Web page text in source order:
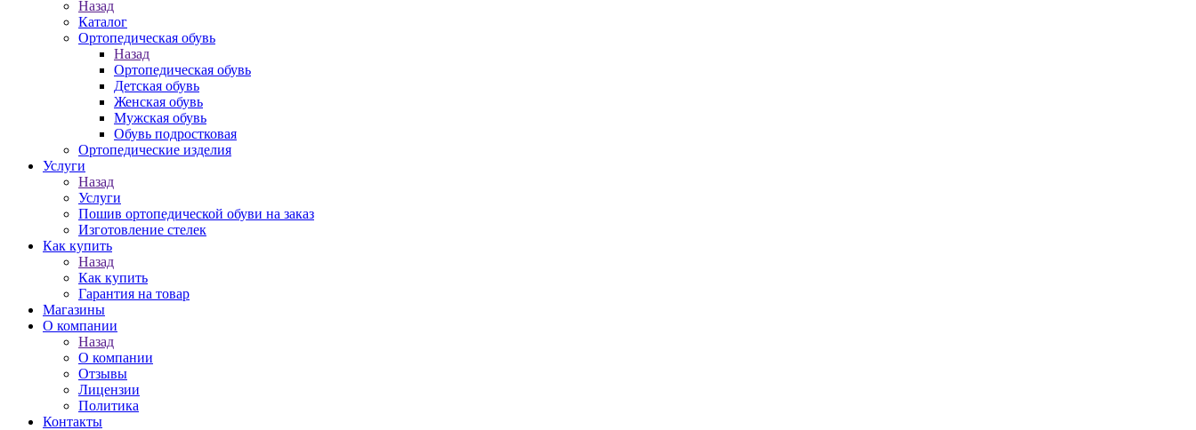
Назад
Каталог
Ортопедическая обувь
Назад
Ортопедическая обувь
Детская обувь
Женская обувь
Мужская обувь
Обувь подростковая
Ортопедические изделия
Услуги
Назад
Услуги
Пошив ортопедической обуви на заказ
Изготовление стелек
Как купить
Назад
Как купить
Гарантия на товар
Магазины
О компании
Назад
О компании
Отзывы
Лицензии
Политика
Контакты